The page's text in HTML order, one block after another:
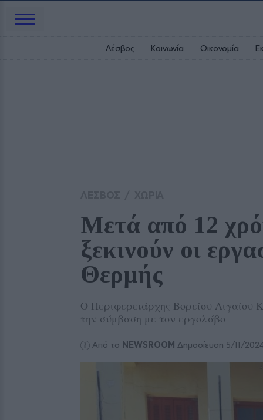
Λέσβος Κοινωνία Οικονομία
Μετά από 12
ξεκινούν οι
Θερμής
Ο Περιφερειάρχης Βορείου Αιγαίου
την σύμβαση με τον εργολάβο
Από το NEWSROOM Δημοσίευση 5/11/